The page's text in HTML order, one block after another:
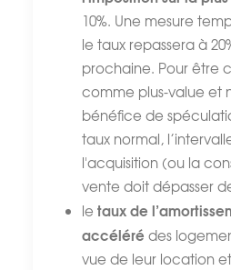
10%. Une mesure
le taux repassera à
prochaine. Pour être
comme plus-value et
bénéfice de
taux normal,
l'acquisition (ou la
vente doit dépasser
le taux de
accéléré des
vue de leur location